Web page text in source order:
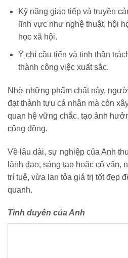
Kỹ năng giao tiếp và truyền
lĩnh vực như nghệ thuật, hội
học xã hội.
Ý chí cầu tiến và tinh thần
thành công việc xuất sắc.
Nhờ những phẩm chất này,
đạt thành tựu cá nhân mà còn
quan hệ vững chắc, tạo ảnh
cộng đồng.
Về lâu dài, sự nghiệp của Anh
lãnh đạo, sáng tạo hoặc cố
trí tuệ, vừa lan tỏa giá trị tốt đẹp
quanh.
Tình duyên của Anh